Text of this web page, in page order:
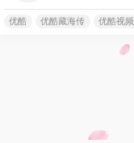
优酷 优酷藏海传 优酷视频